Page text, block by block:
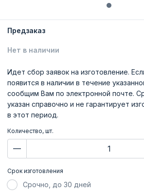
Предзаказ
Нет в наличии
Идет сбор заявок на изготовление.
появится в наличии в течение
сообщим Вам по электронной почте.
указан справочно и не гарантирует
в этот период.
Количество, шт.
Срок изготовления
Срочно, до 30 дней